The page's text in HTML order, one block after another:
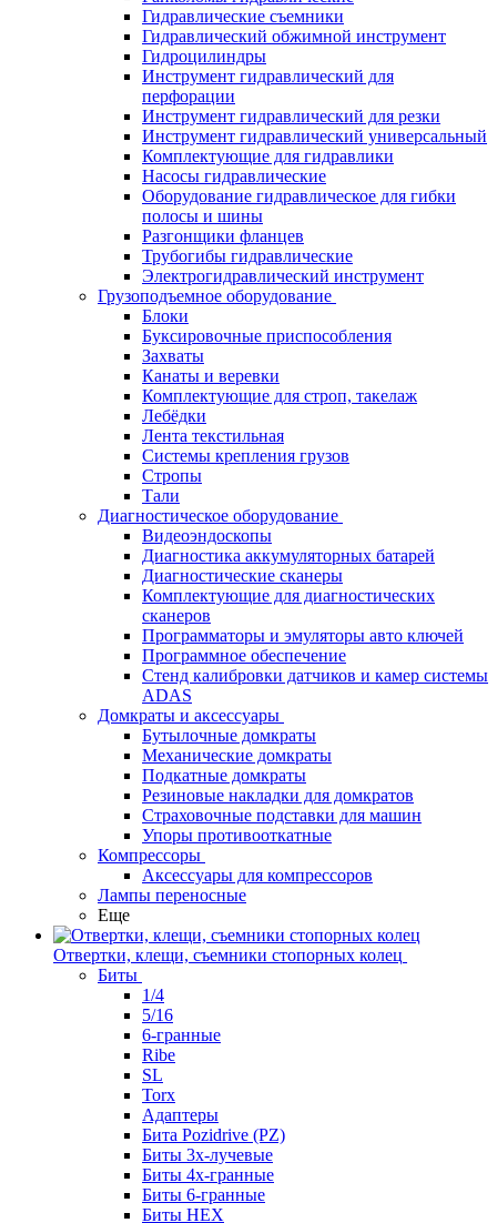
Гидравлические съемники
Гидравлический обжимной инструмент
Гидроцилиндры
Инструмент гидравлический для
перфорации
Инструмент гидравлический для резки
Инструмент гидравлический универсальный
Комплектующие для гидравлики
Насосы гидравлические
Оборудование гидравлическое для гибки
полосы и шины
Разгонщики фланцев
Трубогибы гидравлические
Электрогидравлический инструмент
Грузоподъемное оборудование
Блоки
Буксировочные приспособления
Захваты
Канаты и веревки
Комплектующие для строп, такелаж
Лебёдки
Лента текстильная
Системы крепления грузов
Стропы
Тали
Диагностическое оборудование
Видеоэндоскопы
Диагностика аккумуляторных батарей
Диагностические сканеры
Комплектующие для диагностических
сканеров
Программаторы и эмуляторы авто ключей
Программное обеспечение
Стенд калибровки датчиков и камер системы
ADAS
Домкраты и аксессуары
Бутылочные домкраты
Механические домкраты
Подкатные домкраты
Резиновые накладки для домкратов
Страховочные подставки для машин
Упоры противооткатные
Компрессоры
Аксессуары для компрессоров
Лампы переносные
Еще
Отвертки, клещи, съемники стопорных колец
Биты
1/4
5/16
6-гранные
Ribe
SL
Torx
Адаптеры
Бита Pozidrive (PZ)
Биты 3х-лучевые
Биты 4х-гранные
Биты 6-гранные
Биты HEX